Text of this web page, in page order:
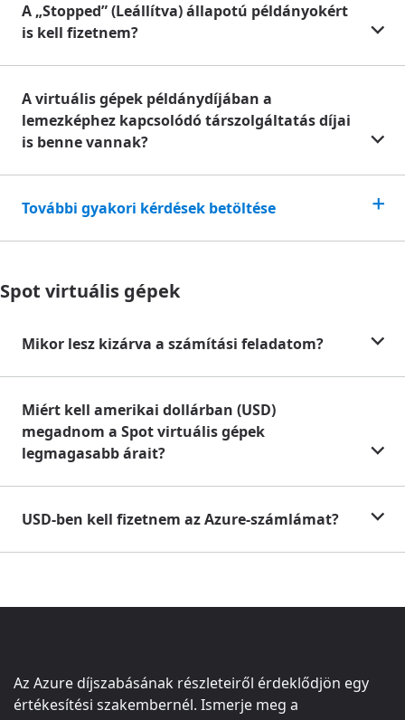
A „Stopped” (Leállítva) állapotú példányokért
is kell fizetnem?
A virtuális gépek példánydíjában a
lemezképhez kapcsolódó társzolgáltatás díjai
is benne vannak?
További gyakori kérdések betöltése
Spot virtuális gépek
Mikor lesz kizárva a számítási feladatom?
Miért kell amerikai dollárban (USD)
megadnom a Spot virtuális gépek
legmagasabb árait?
USD-ben kell fizetnem az Azure-számlámat?
Az Azure díjszabásának részleteiről érdeklődjön egy
értékesítési szakembernél. Ismerje meg a